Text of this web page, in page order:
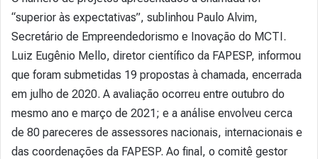
“superior às expectativas”, sublinhou Paulo Alvim,
Secretário de Empreendedorismo e Inovação do MCTI.
Luiz Eugênio Mello, diretor científico da FAPESP, informou
que foram submetidas 19 propostas à chamada, encerrada
em julho de 2020. A avaliação ocorreu entre outubro do
mesmo ano e março de 2021; e a análise envolveu cerca
de 80 pareceres de assessores nacionais, internacionais e
das coordenações da FAPESP. Ao final, o comitê gestor